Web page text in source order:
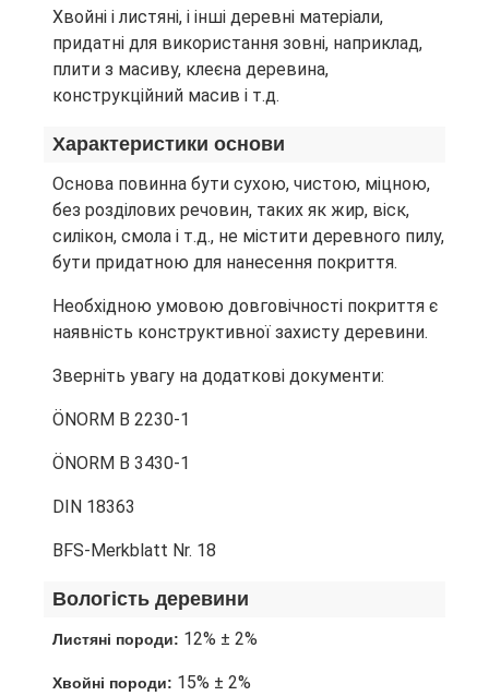
Хвойні і листяні, і інші деревні матеріали,
придатні для використання зовні, наприклад,
плити з масиву, клеєна деревина,
конструкційний масив і т.д.
Характеристики основи
Основа повинна бути сухою, чистою, міцною,
без розділових речовин, таких як жир, віск,
силікон, смола і т.д., не містити деревного пилу,
бути придатною для нанесення покриття.
Необхідною умовою довговічності покриття є
наявність конструктивної захисту деревини.
Зверніть увагу на додаткові документи:
ÖNORM B 2230-1
ÖNORM B 3430-1
DIN 18363
BFS-Merkblatt Nr. 18
Вологість деревини
Листяні породи: 12% ± 2%
Хвойні породи: 15% ± 2%